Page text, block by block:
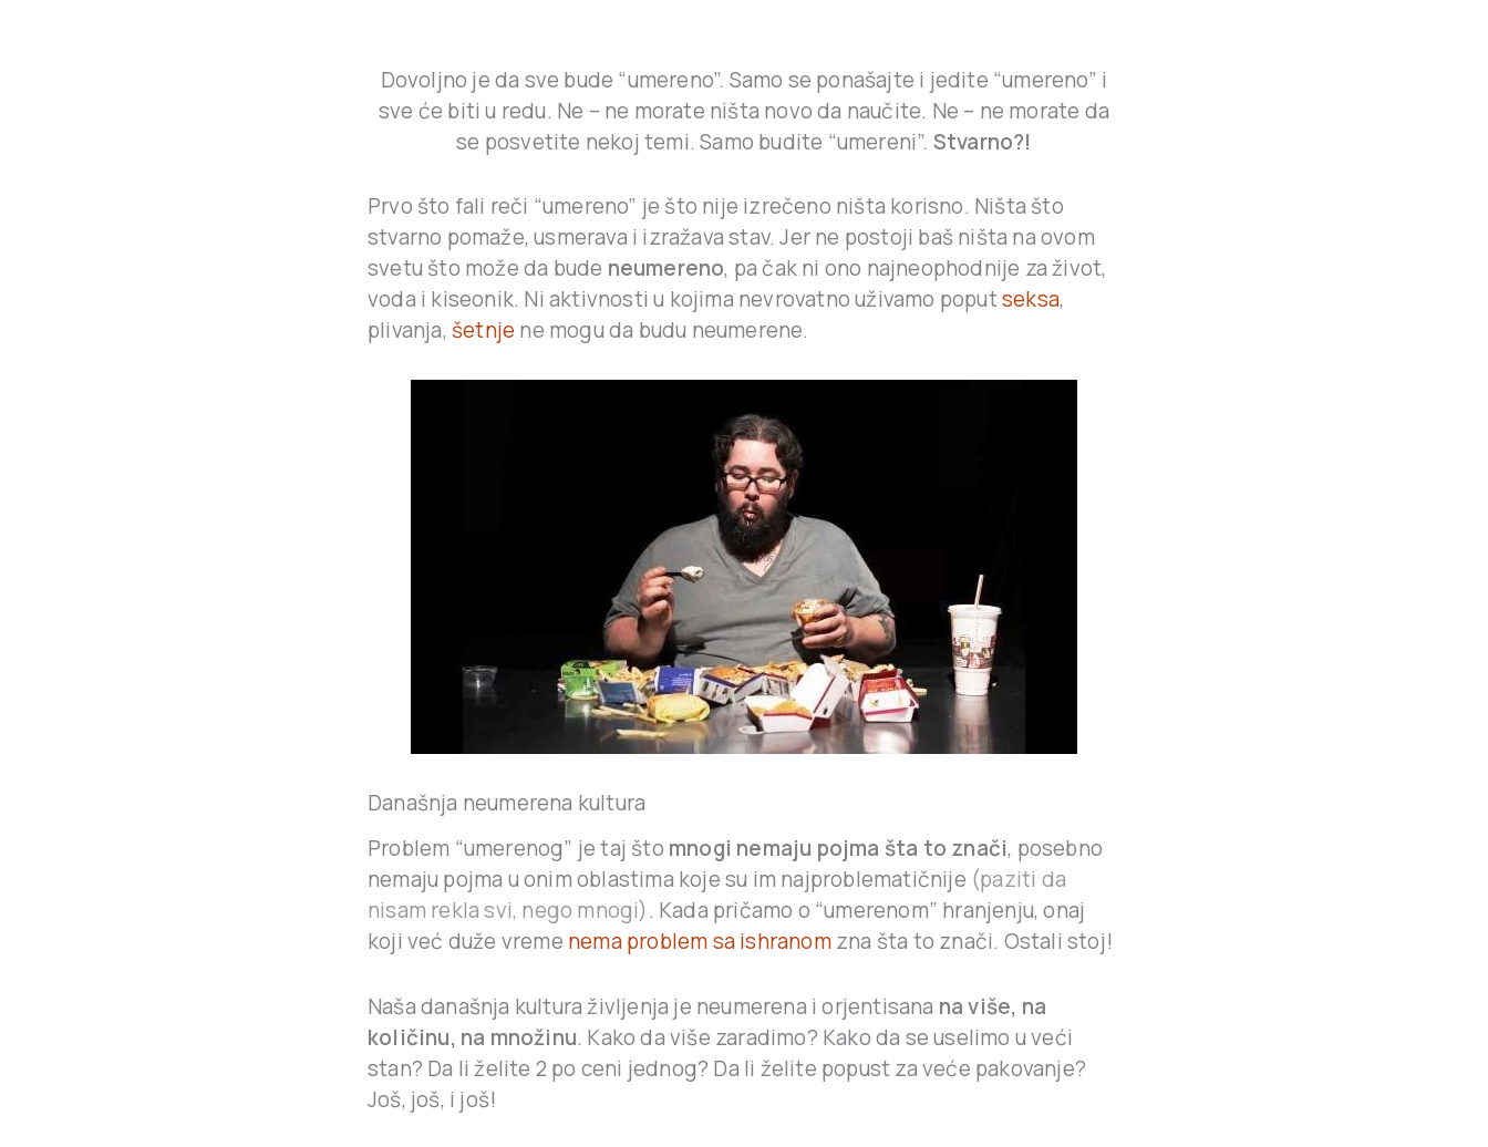
Dovoljno je da sve bude “umereno”. Samo se ponašajte i jedite “umereno” i
sve će biti u redu. Ne – ne morate ništa novo da naučite. Ne – ne morate da
se posvetite nekoj temi. Samo budite “umereni”. Stvarno?!
Prvo što fali reči “umereno” je što nije izrečeno ništa korisno. Ništa što
stvarno pomaže, usmerava i izražava stav. Jer ne postoji baš ništa na ovom
svetu što može da bude neumereno, pa čak ni ono najneophodnije za život,
voda i kiseonik. Ni aktivnosti u kojima nevrovatno uživamo poputseksa,
plivanja, šetnje ne mogu da budu neumerene.
Današnja neumerena kultura
Problem “umerenog” je taj što mnogi nemaju pojma šta to znači, posebno
nemaju pojma u onim oblastima koje su im najproblematičnije (paziti da
nisam rekla svi, nego mnogi). Kada pričamo o “umerenom” hranjenju, onaj
koji već duže vreme nema problem sa ishranomzna šta to znači. Ostali stoj!
Naša današnja kultura življenja je neumerena i orjentisana na više, na
količinu, na množinu. Kako da više zaradimo? Kako da se uselimo u veći
stan? Da li želite 2 po ceni jednog? Da li želite popust za veće pakovanje?
Još, još, i još!